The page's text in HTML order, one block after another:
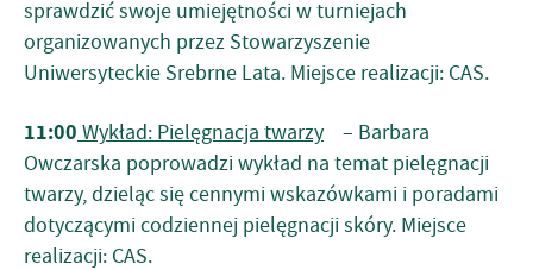
sprawdzić swoje umiejętności w turniejach
organizowanych przez Stowarzyszenie
Uniwersyteckie Srebrne Lata. Miejsce realizacji: CAS.
11:00 Wykład: Pielęgnacja twarzy – Barbara
Owczarska poprowadzi wykład na temat pielęgnacji
twarzy, dzieląc się cennymi wskazówkami i poradami
dotyczącymi codziennej pielęgnacji skóry. Miejsce
realizacji: CAS.